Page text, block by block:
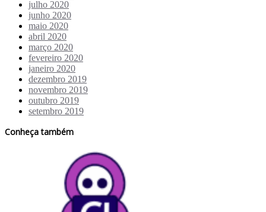
julho 2020
junho 2020
maio 2020
abril 2020
março 2020
fevereiro 2020
janeiro 2020
dezembro 2019
novembro 2019
outubro 2019
setembro 2019
Conheça também